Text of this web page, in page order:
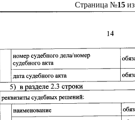
Страница №15из